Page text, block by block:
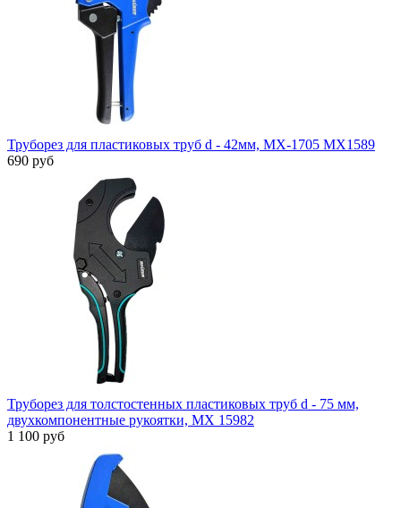
Труборез для пластиковых труб d - 42мм, МХ-1705 MX1589
690 руб
Труборез для толстостенных пластиковых труб d - 75 мм,
двухкомпонентные рукоятки, МХ 15982
1 100 руб